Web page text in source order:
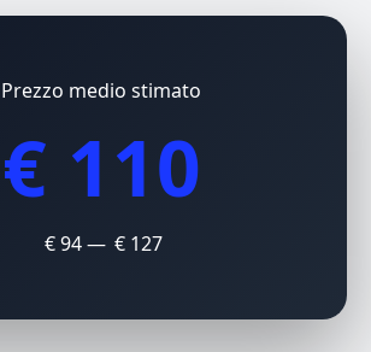
Prezzo medio stimato
€ 110
€ 94 — € 127